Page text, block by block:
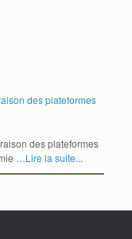
des plateformes
des plateformes
…Lire la suite...